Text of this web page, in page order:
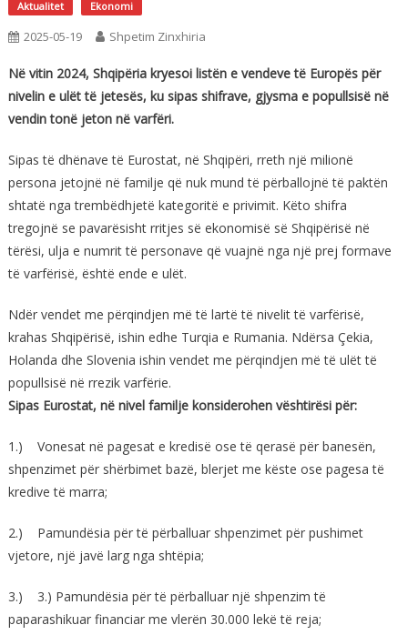
Aktualitet Ekonomi
2025-05-19 Shpetim Zinxhiria
Në vitin 2024, Shqipëria kryesoi listën e vendeve të Europës për
nivelin e ulët të jetesës, ku sipas shifrave, gjysma e popullsisë në
vendin tonë jeton në varfëri.
Sipas të dhënave të Eurostat, në Shqipëri, rreth një milionë
persona jetojnë në familje që nuk mund të përballojnë të paktën
shtatë nga trembëdhjetë kategoritë e privimit. Këto shifra
tregojnë se pavarësisht rritjes së ekonomisë së Shqipërisë në
tërësi, ulja e numrit të personave që vuajnë nga një prej formave
të varfërisë, është ende e ulët.
Ndër vendet me përqindjen më të lartë të nivelit të varfërisë,
krahas Shqipërisë, ishin edhe Turqia e Rumania. Ndërsa Çekia,
Holanda dhe Slovenia ishin vendet me përqindjen më të ulët të
popullsisë në rrezik varfërie.
Sipas Eurostat, në nivel familje konsiderohen vështirësi për:
1.) Vonesat në pagesat e kredisë ose të qerasë për banesën,
shpenzimet për shërbimet bazë, blerjet me këste ose pagesa të
kredive të marra;
2.) Pamundësia për të përballuar shpenzimet për pushimet
vjetore, një javë larg nga shtëpia;
3.) 3.) Pamundësia për të përballuar një shpenzim të
paparashikuar financiar me vlerën 30.000 lekë të reja;